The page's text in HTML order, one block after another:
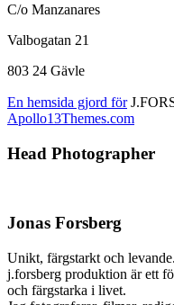
C/o Manzanares
Valbogatan 21
803 24 Gävle
En hemsida gjord för
Apollo13Themes.com
Head Photographer
Jonas Forsberg
Unikt, färgstarkt och levande.
j.forsberg produktion är ett
och färgstarka i livet.